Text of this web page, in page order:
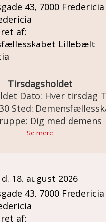
43, 7000 Fredericia
af:
Lillebælt
Tirsdagsholdet
Dato: Hver tirsdag Tid: kl.
I samarbejde med
muligheden for at
og samvær med andre
trygge rammer. Det så
vedligeholde eller
Dig med demens
Se mere
18. august 2026
43, 7000 Fredericia
af: